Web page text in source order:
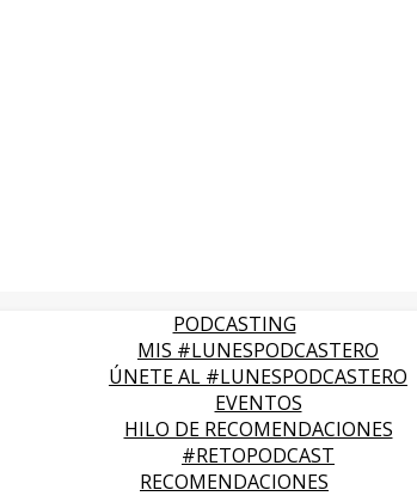
PODCASTING
MIS #LUNESPODCASTERO
ÚNETE AL #LUNESPODCASTERO
EVENTOS
HILO DE RECOMENDACIONES
#RETOPODCAST
RECOMENDACIONES